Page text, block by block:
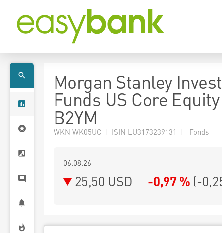
Morgan Stanley
Funds US Core
B2YM
WKN WK05UC | ISIN LU3173239131 | Fonds
06.08.26
25,50 USD -0,97 % (-